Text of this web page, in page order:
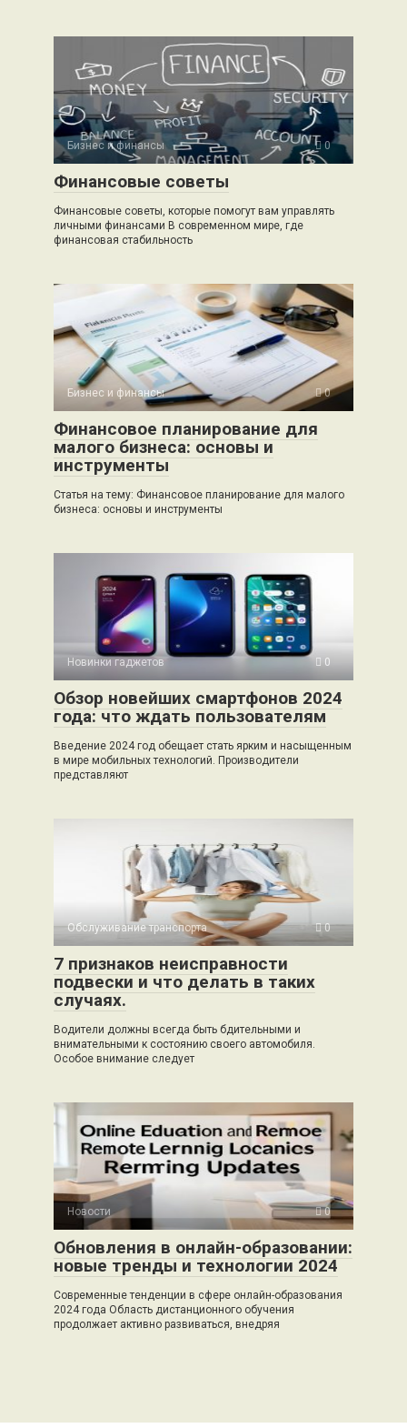
Бизнес и финансы 0
Финансовые советы
Финансовые советы, которые помогут вам управлять
личными финансами В современном мире, где
финансовая стабильность
Бизнес и финансы 0
Финансовое планирование для
малого бизнеса: основы и
инструменты
Статья на тему: Финансовое планирование для малого
бизнеса: основы и инструменты
Новинки гаджетов 0
Обзор новейших смартфонов 2024
года: что ждать пользователям
Введение 2024 год обещает стать ярким и насыщенным
в мире мобильных технологий. Производители
представляют
Обслуживание транспорта 0
7 признаков неисправности
подвески и что делать в таких
случаях.
Водители должны всегда быть бдительными и
внимательными к состоянию своего автомобиля.
Особое внимание следует
Новости 0
Обновления в онлайн-образовании:
новые тренды и технологии 2024
Современные тенденции в сфере онлайн-образования
2024 года Область дистанционного обучения
продолжает активно развиваться, внедряя